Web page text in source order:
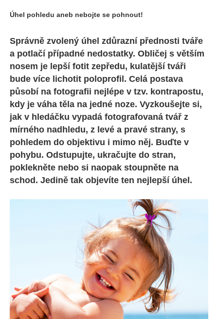
Úhel pohledu aneb nebojte se pohnout!
Správně zvolený úhel zdůrazní přednosti tváře
a potlačí případné nedostatky. Obličej s větším
nosem je lepší fotit zepředu, kulatější tváři
bude více lichotit poloprofil. Celá postava
působí na fotografii nejlépe v tzv. kontrapostu,
kdy je váha těla na jedné noze. Vyzkoušejte si,
jak v hledáčku vypadá fotografovaná tvář z
mírného nadhledu, z levé a pravé strany, s
pohledem do objektivu i mimo něj. Buďte v
pohybu. Odstupujte, ukračujte do stran,
poklekněte nebo si naopak stoupněte na
schod. Jedině tak objevíte ten nejlepší úhel.